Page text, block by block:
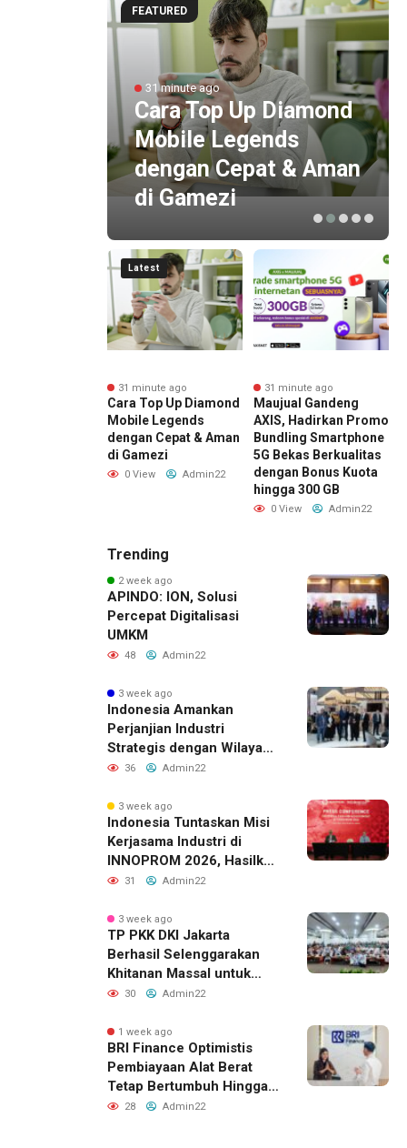
FEATURED
31 minute ago
Cara Top Up Diamond
Mobile Legends
dengan Cepat & Aman
di Gamezi
Latest
31 minute ago
Cara Top Up Diamond
Mobile Legends
dengan Cepat & Aman
di Gamezi
0 View Admin22
31 minute ago
Maujual Gandeng
AXIS, Hadirkan Promo
Bundling Smartphone
5G Bekas Berkualitas
dengan Bonus Kuota
hingga 300 GB
0 View Admin22
Trending
2 week ago
APINDO: ION, Solusi
Percepat Digitalisasi
UMKM
48 Admin22
3 week ago
Indonesia Amankan
Perjanjian Industri
Strategis dengan Wilayah
Sverdlovsk, Rusia untuk
36 Admin22
3 week ago
Indonesia Tuntaskan Misi
Kerjasama Industri di
INNOPROM 2026, Hasilkan
Belasan Kerja Sama
31 Admin22
3 week ago
TP PKK DKI Jakarta
Berhasil Selenggarakan
Khitanan Massal untuk
Lebih dari 2.000 Anak:
Raih Penghargaan MURI
30 Admin22
1 week ago
BRI Finance Optimistis
Pembiayaan Alat Berat
Tetap Bertumbuh Hingga
Akhir 2026
28 Admin22